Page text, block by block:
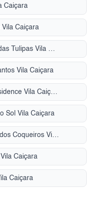
Caiçara
Caiçara
Condomínio Residencial Jardim das Tulipas Vila Caiçara
Vila Caiçara
Condomínio Diamond House Residence Vila Caiçara
Sol Vila Caiçara
Condomínio Residencial Parque dos Coqueiros Vila Caiçara
Caiçara
Caiçara